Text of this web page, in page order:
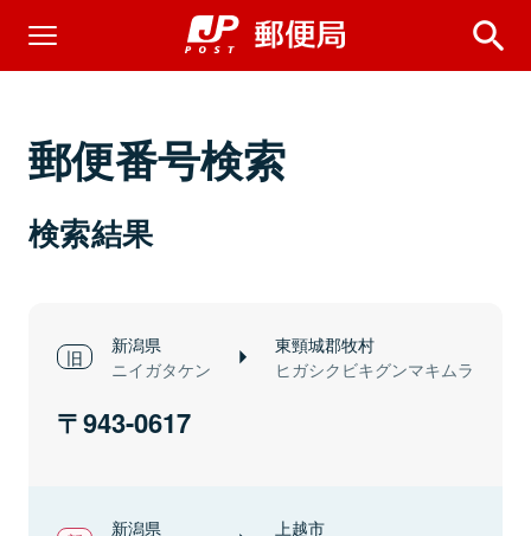
郵便番号検索
検索結果
新潟県
ニイガタケン
東頸城郡牧村
ヒガシクビキグンマキムラ
943-0617
新潟県 上越市